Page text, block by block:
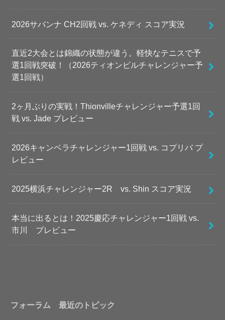
2026サバンナ CH2回戦 vs. ケネディ スコア実況
直近2大会とは錦織の状態が違う。軽快なテニスで予
選1回戦突破！（2026ティオンビルチャレンジャー予
選1回戦）
2ヶ月ぶりの実戦！Thionvilleチャレンジャー予選1回
戦 vs. Jade プレビュー
2026キャンベラチャレンジャー1回戦 vs. コプリバ プ
レビュー
2025横浜チャレンジャー2R vs. Shin スコア実況
本当に出るとは！2025慶応チャレンジャー1回戦 vs.
市川 プレビュー
フォーラム 最近のトピック